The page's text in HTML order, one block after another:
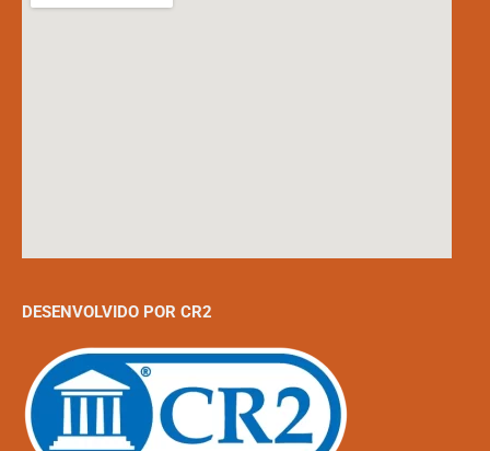
DESENVOLVIDO POR CR2